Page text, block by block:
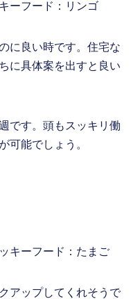
フード：リンゴ
に良い時です。住宅な
に具体案を出すと良い
です。頭もスッキリ働
可能でしょう。
ーフード：たまご
アップしてくれそうで